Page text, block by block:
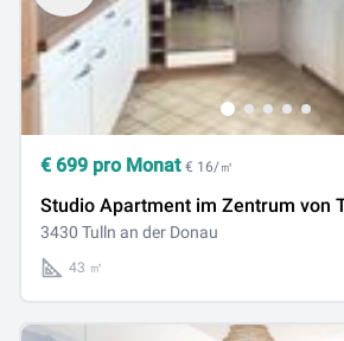
€ 699 pro Monat € 16/㎡
Studio Apartment im Zentrum von
3430 Tulln an der Donau
43 ㎡